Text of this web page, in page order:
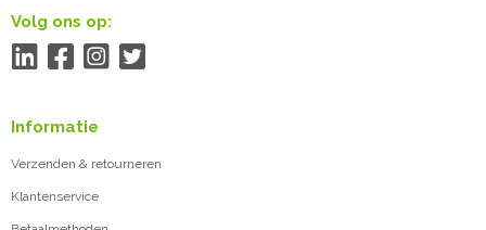
Volg ons op:
Informatie
Verzenden & retourneren
Klantenservice